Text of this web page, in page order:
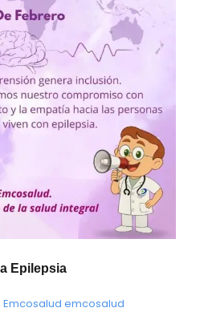
Epilepsia
Emcosalud emcosalud